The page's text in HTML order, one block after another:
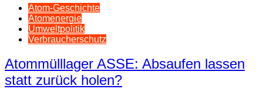
Atom-Geschichte
Atomenergie
Umweltpolitik
Verbraucherschutz
Atommülllager ASSE: Absaufen lassen
statt zurück holen?